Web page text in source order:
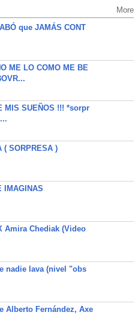
More
que JAMÁS CONT
ME LO COMO ME BE
MIS SUEÑOS !!! *sorpr
( SORPRESA )
IMAGINAS
Amira Chediak (Video
nadie lava (nivel "obs
Alberto Fernández, Axe